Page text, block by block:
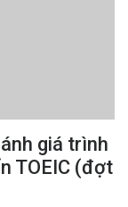
giá trình
TOEIC (đợt